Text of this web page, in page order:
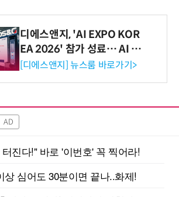
디에스앤지, 'AI EXPO KOR
EA 2026' 참가 성료… AI 전
생애주기 아우르는 통합 솔루
[디에스앤지] 뉴스룸 바로가기>
AD